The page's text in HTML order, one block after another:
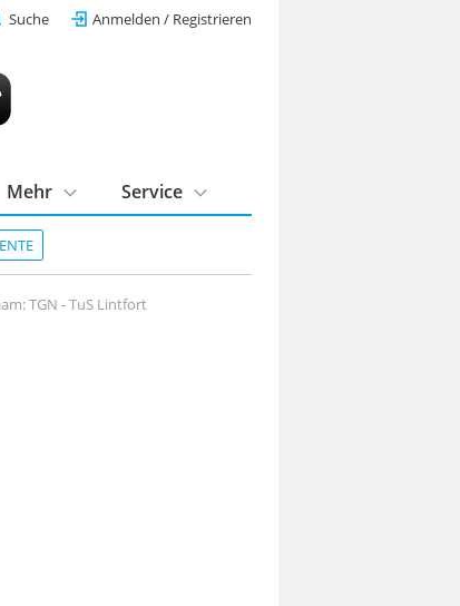
Suche Anmelden / Registrieren
Mehr Service
TGN - TuS Lintfort